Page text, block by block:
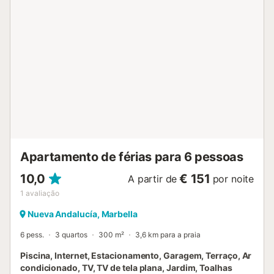
Apartamento de férias para 6 pessoas
10,0
1 avaliação
A partir de € 151 por noite
Nueva Andalucía, Marbella
6 pess. 3 quartos 300 m² 3,6 km para a praia
Piscina, Internet, Estacionamento, Garagem, Terraço, Ar
condicionado, TV, TV de tela plana, Jardim, Toalhas